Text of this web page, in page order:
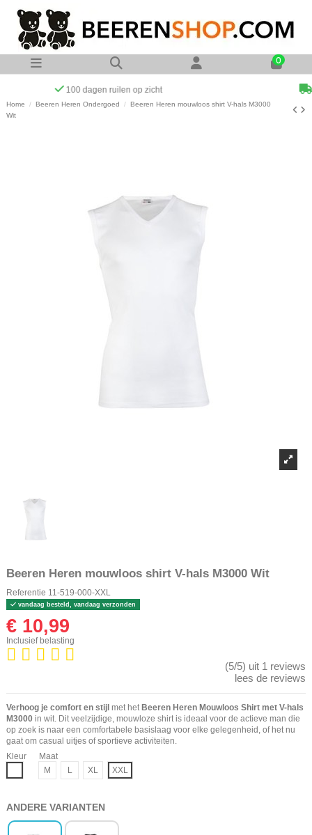
0
Op werkdagen voor 23:00 uur besteld zelfde dag verzonden
Home Beeren Heren Ondergoed
Beeren Heren mouwloos shirt V-hals M3000
Wit
Beeren Heren mouwloos shirt V-hals M3000 Wit
Referentie 11-519-000-XXL
vandaag besteld, vandaag verzonden
€ 10,99
Inclusief belasting
(5/5) uit 1 reviews
lees de reviews
Verhoog je comfort en stijl met het Beeren Heren Mouwloos Shirt met V-hals
M3000 in wit. Dit veelzijdige, mouwloze shirt is ideaal voor de actieve man die
op zoek is naar een comfortabele basislaag voor elke gelegenheid, of het nu
gaat om casual uitjes of sportieve activiteiten.
Kleur
Maat
M
L XL XXL
ANDERE VARIANTEN